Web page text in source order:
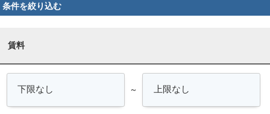
条件を絞り込む
賃料
～